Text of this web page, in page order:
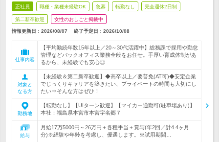
正社員 職種・業種未経験OK 急募 転勤なし 完全週休2日制
第二新卒歓迎 女性のおしごと掲載中
情報更新日：2026/08/07 終了予定日： 2026/10/08
仕事内容
【平均勤続年数15年以上／20～30代活躍中】総務課で採用や勤怠
管理などバックオフィス業務全般をお任せ。手厚い育成体制があ
るから、未経験でも安心◎
対象と
なる方
【未経験＆第二新卒歓迎】◆高卒以上／要普免(AT可)◆安定企業
でじっくりキャリアを築きたい、プライベートの時間も大切にし
たい⇒そんな方はぜひ！
勤務地
【転勤なし】【UIターン歓迎】【マイカー通勤可(駐車場あり)】
本社：福島県本宮市本宮字名郷７
給与
月給17万5000円～26万円＋各種手当＋賞与(年2回／計4.4ヶ月
分)※経験や年齢を考慮し、優遇します。※試用期間…